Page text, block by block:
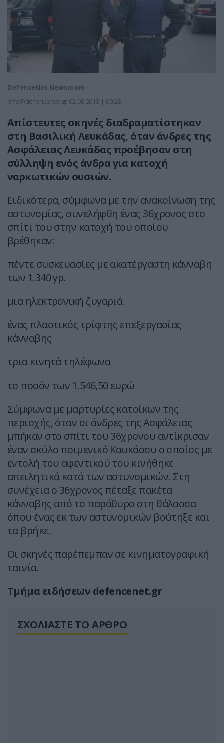
DefenceNet Newsroom
info@defencenet.gr 02.08.2013 | 09:28
Απίστευτες σκηνές διαδραματίστηκαν
στη Βασιλική Λευκάδας, όταν άνδρες της
Ασφάλειας Λευκάδας προέβησαν στη
σύλληψη ενός άνδρα για κατοχή
ναρκωτικών ουσιών.
Ειδικότερα, σύμφωνα με την ανακοίνωση της
αστυνομίας, συνελήφθη ένας 36χρονος στο
σπίτι του στην κατοχή του οποίου
βρέθηκαν:
πέντε συσκευασίες με ακατέργαστη κάνναβη
των 1.340 γρ.
μια ηλεκτρονική ζυγαριά
ένας πλαστικός τρίφτης επεξεργασίας
κάνναβης
τρια κινητά τηλέφωνα
το ποσόν των 1.546,50 ευρώ
Σύμφωνα με μαρτυρίες κατοίκων της
περιοχής, όταν οι άνδρες της Ασφάλειας
μπήκαν στο σπίτι του 36χρονου αντίκρισαν
έναν σκύλο ποιμενικό Καυκάσου ο οποίος με
εντολή του αφεντικού του κινήθηκε
απειλητικά κατά των αστυνομικών. Στη
συνέχεια ο 36χρονος πέταξε πακέτα
κάνναβης από το παράθυρο στη θάλασσα
όπου ένας εκ των αστυνομικών βούτηξε και
τα βρήκε.
Οι σκηνές παρέπεμπαν σε κινηματογραφική
ταινία.
Tμήμα ειδήσεων defencenet.gr
ΣΧΟΛΙΑΣΤΕ ΤΟ ΑΡΘΡΟ